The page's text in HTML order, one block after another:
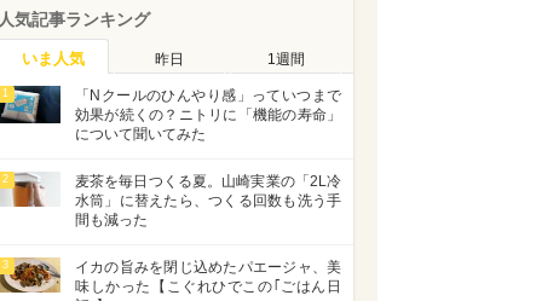
人気記事ランキング
いま人気 昨日 1週間
1
「Nクールのひんやり感」っていつまで
効果が続くの？ニトリに「機能の寿命」
について聞いてみた
2
麦茶を毎日つくる夏。山崎実業の「2L冷
水筒」に替えたら、つくる回数も洗う手
間も減った
3
イカの旨みを閉じ込めたパエージャ、美
味しかった【こぐれひでこの｢ごはん日